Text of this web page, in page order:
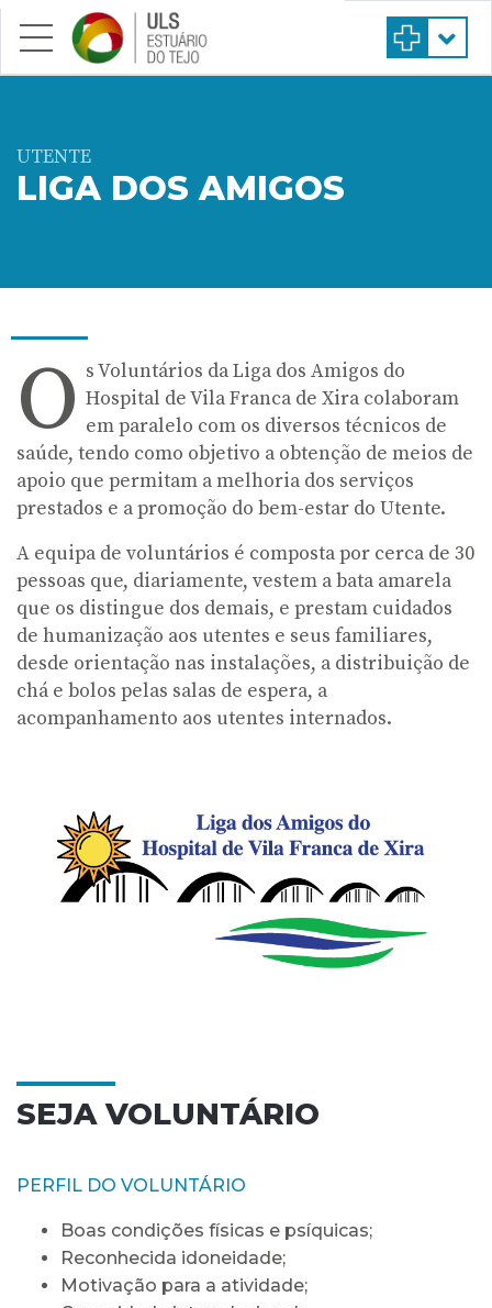
Saltar para conteúdo principal
UTENTE
LIGA DOS AMIGOS
O s Voluntários da Liga dos Amigos do
Hospital de Vila Franca de Xira colaboram
em paralelo com os diversos técnicos de
saúde, tendo como objetivo a obtenção de meios de
apoio que permitam a melhoria dos serviços
prestados e a promoção do bem-estar do Utente.
A equipa de voluntários é composta por cerca de 30
pessoas que, diariamente, vestem a bata amarela
que os distingue dos demais, e prestam cuidados
de humanização aos utentes e seus familiares,
desde orientação nas instalações, a distribuição de
chá e bolos pelas salas de espera, a
acompanhamento aos utentes internados.
SEJA VOLUNTÁRIO
PERFIL DO VOLUNTÁRIO
Boas condições físicas e psíquicas;
Reconhecida idoneidade;
Motivação para a atividade;